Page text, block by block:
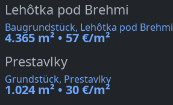
Lehôtka pod Brehmi
Baugrundstück, Lehôtka pod Brehmi
4.365 m² • 57 €/m²
Prestavlky
Grundstück, Prestavlky
1.024 m² • 30 €/m²